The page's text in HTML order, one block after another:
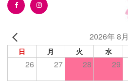
2026年 8月
日 月 火 水
26 27 28 29